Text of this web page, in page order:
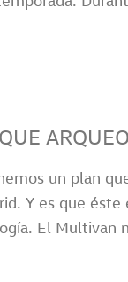
un plan
Y es que
El Multivan